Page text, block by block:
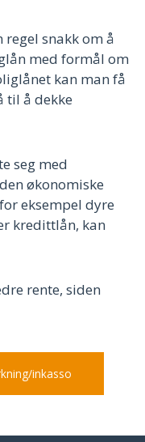
snakk om å
med formål om
kan man få
til å dekke
seg med
økonomiske
eksempel dyre
kredittlån, kan
rente, siden
inkasso